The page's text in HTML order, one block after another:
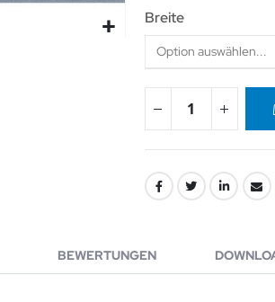
Breite
BEWERTUNGEN